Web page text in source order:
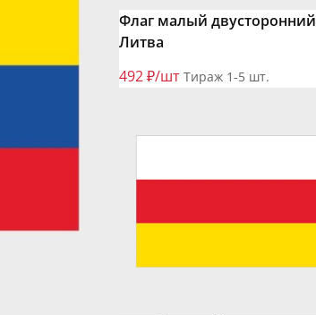
Флаг малый двусторонний
Литва
492 ₽/шт Тираж 1-5 шт.